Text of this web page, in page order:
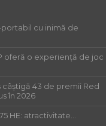
portabil cu inimă de
oferă o experiență de joc
câștigă 43 de premii Red
în 2026
HE: atractivitate…